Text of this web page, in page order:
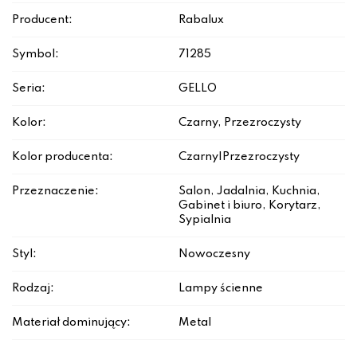
Producent: Rabalux
Symbol: 71285
Seria: GELLO
Kolor: Czarny, Przezroczysty
Kolor producenta: Czarny|Przezroczysty
Przeznaczenie:
Salon, Jadalnia, Kuchnia,
Gabinet i biuro, Korytarz,
Sypialnia
Styl: Nowoczesny
Rodzaj: Lampy ścienne
Materiał dominujący: Metal